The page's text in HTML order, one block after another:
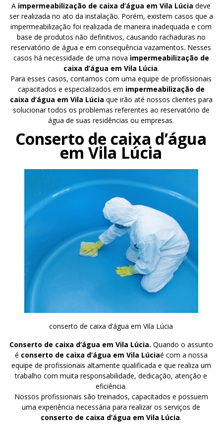
A impermeabilização de caixa d’água em Vila Lúcia deve
ser realizada no ato da instalação. Porém, existem casos que a
impermeabilização foi realizada de maneira inadequada e com
base de produtos não definitivos, causando rachaduras no
reservatório de água e em consequência vazamentos. Nesses
casos há necessidade de uma nova impermeabilização de
caixa d’água em Vila Lúcia.
Para esses casos, contamos com uma equipe de profissionais
capacitados e especializados em impermeabilização de
caixa d’água em Vila Lúcia que irão até nossos clientes para
solucionar todos os problemas referentes ao reservatório de
água de suas residências ou empresas.
Conserto de caixa d’água
em Vila Lúcia
conserto de caixa d’água em Vila Lúcia
Conserto de caixa d’água em Vila Lúcia. Quando o assunto
é conserto de caixa d’água em Vila Lúciaé com a nossa
equipe de profissionais altamente qualificada e que realiza um
trabalho com muita responsabilidade, dedicação, atenção e
eficiência.
Nossos profissionais são treinados, capacitados e possuem
uma experiência necessária para realizar os serviços de
conserto de caixa d’água em Vila Lúcia.